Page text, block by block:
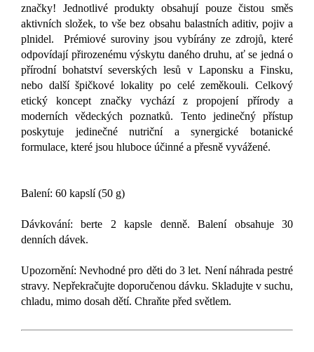
značky! Jednotlivé produkty obsahují pouze čistou směs
aktivních složek, to vše bez obsahu balastních aditiv, pojiv a
plnidel. Prémiové suroviny jsou vybírány ze zdrojů, které
odpovídají přirozenému výskytu daného druhu, ať se jedná o
přírodní bohatství severských lesů v Laponsku a Finsku,
nebo další špičkové lokality po celé zeměkouli. Celkový
etický koncept značky vychází z propojení přírody a
moderních vědeckých poznatků. Tento jedinečný přístup
poskytuje jedinečné nutriční a synergické botanické
formulace, které jsou hluboce účinné a přesně vyvážené.
Balení: 60 kapslí (50 g)
Dávkování: berte 2 kapsle denně. Balení obsahuje 30
denních dávek.
Upozornění: Nevhodné pro děti do 3 let. Není náhrada pestré
stravy. Nepřekračujte doporučenou dávku. Skladujte v suchu,
chladu, mimo dosah dětí. Chraňte před světlem.